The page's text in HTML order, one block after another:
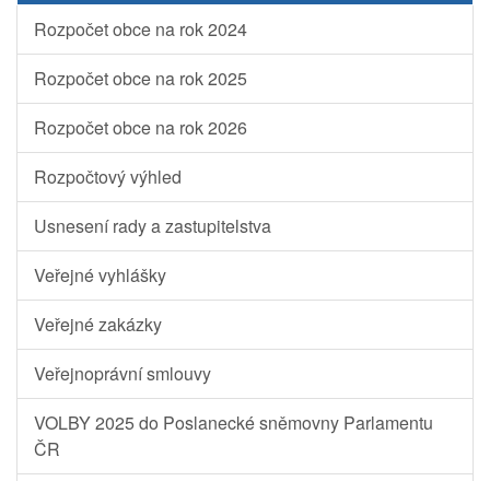
Rozpočet obce na rok 2024
Rozpočet obce na rok 2025
Rozpočet obce na rok 2026
Rozpočtový výhled
Usnesení rady a zastupitelstva
Veřejné vyhlášky
Veřejné zakázky
Veřejnoprávní smlouvy
VOLBY 2025 do Poslanecké sněmovny Parlamentu
ČR